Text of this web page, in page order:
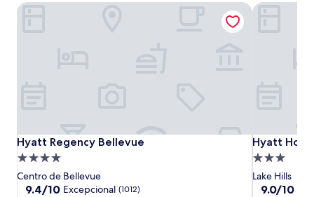
Hyatt
Regency
Bellevue
Hyatt
Regency
Bellevue
Hyatt Regency Bellevue
Hyatt Regency Bellevue
Propiedad
de
4.0
Centro de Bellevue
9.4
9.4/10 Excepcional (1012)
Hyatt Regency Bellevue
Hyatt
House
Seattle/
Hyatt
Hyatt
Propiedad
de
3.0
Lake Hills
9.0
9.0/10
Hyatt